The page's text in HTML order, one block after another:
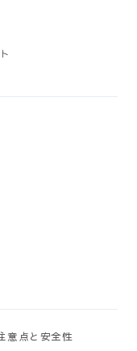
意点と安全性